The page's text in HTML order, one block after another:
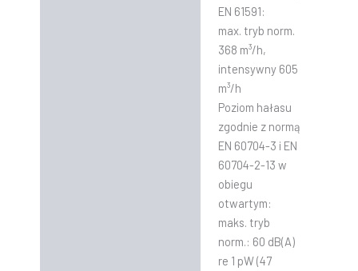
EN 61591:
max. tryb norm.
368 m³/h,
intensywny 605
m³/h
Poziom hałasu
zgodnie z normą
EN 60704-3 i EN
60704-2-13 w
obiegu
otwartym:
maks. tryb
norm.: 60 dB(A)
re 1 pW (47